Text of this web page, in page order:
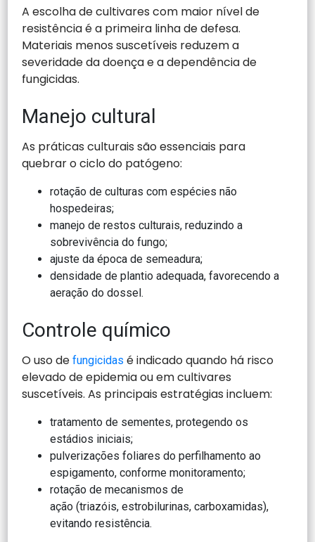
A escolha de cultivares com maior nível de
resistência é a primeira linha de defesa.
Materiais menos suscetíveis reduzem a
severidade da doença e a dependência de
fungicidas.
Manejo cultural
As práticas culturais são essenciais para
quebrar o ciclo do patógeno:
rotação de culturas com espécies não
hospedeiras;
manejo de restos culturais, reduzindo a
sobrevivência do fungo;
ajuste da época de semeadura;
densidade de plantio adequada, favorecendo a
aeração do dossel.
Controle químico
O uso defungicidas é indicado quando há risco
elevado de epidemia ou em cultivares
suscetíveis. As principais estratégias incluem:
tratamento de sementes, protegendo os
estádios iniciais;
pulverizações foliares do perfilhamento ao
espigamento, conforme monitoramento;
rotação de mecanismos de
ação (triazóis, estrobilurinas, carboxamidas),
evitando resistência.